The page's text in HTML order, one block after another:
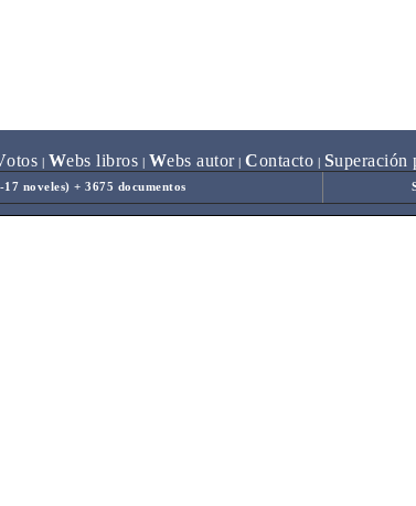
otos Webs libros Webs autor| Contacto Superación
noveles) + 3675 documentos